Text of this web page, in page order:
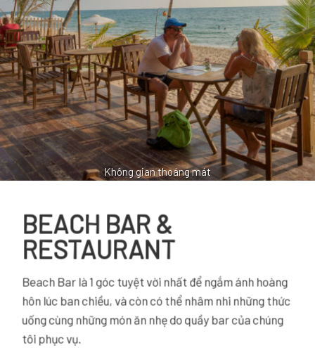
Không gian thoáng mát
BEACH BAR &
RESTAURANT
Beach Bar là 1 góc tuyệt vời nhất để ngắm ánh hoàng
hôn lúc ban chiều, và còn có thể nhâm nhi những thức
uống cùng những món ăn nhẹ do quầy bar của chúng
tôi phục vụ.